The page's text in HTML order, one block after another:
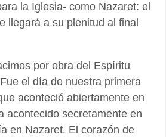
la Iglesia- como Nazaret: el
llegará a su plenitud al final
por obra del Espíritu
el día de nuestra primera
aconteció abiertamente en
acontecido secretamente en
en Nazaret. El corazón de